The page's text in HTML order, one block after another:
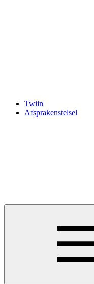
Twiin
Afsprakenstelsel